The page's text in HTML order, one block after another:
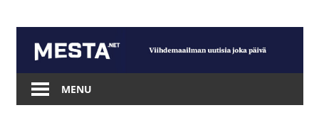
content
Mesta.net
MENU